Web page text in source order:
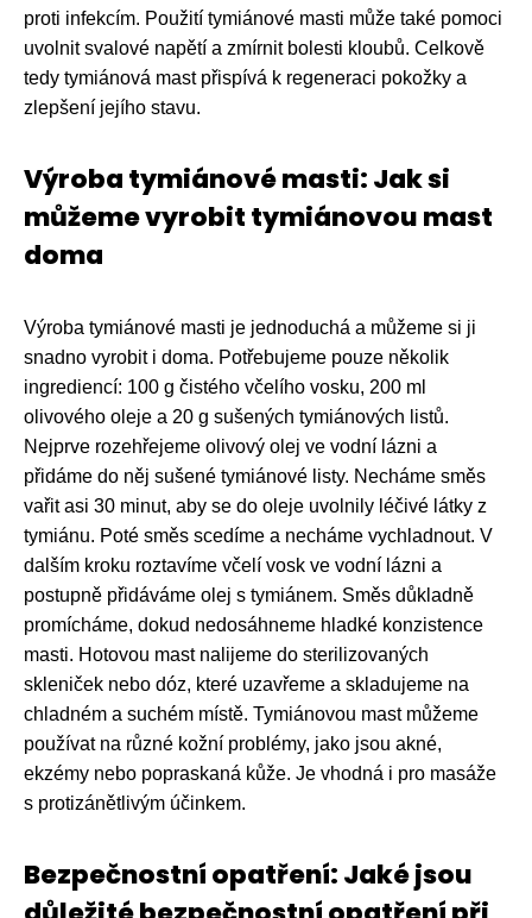
proti infekcím. Použití tymiánové masti může také pomoci
uvolnit svalové napětí a zmírnit bolesti kloubů. Celkově
tedy tymiánová mast přispívá k regeneraci pokožky a
zlepšení jejího stavu.
Výroba tymiánové masti: Jak si
můžeme vyrobit tymiánovou mast
doma
Výroba tymiánové masti je jednoduchá a můžeme si ji
snadno vyrobit i doma. Potřebujeme pouze několik
ingrediencí: 100 g čistého včelího vosku, 200 ml
olivového oleje a 20 g sušených tymiánových listů.
Nejprve rozehřejeme olivový olej ve vodní lázni a
přidáme do něj sušené tymiánové listy. Necháme směs
vařit asi 30 minut, aby se do oleje uvolnily léčivé látky z
tymiánu. Poté směs scedíme a necháme vychladnout. V
dalším kroku roztavíme včelí vosk ve vodní lázni a
postupně přidáváme olej s tymiánem. Směs důkladně
promícháme, dokud nedosáhneme hladké konzistence
masti. Hotovou mast nalijeme do sterilizovaných
skleniček nebo dóz, které uzavřeme a skladujeme na
chladném a suchém místě. Tymiánovou mast můžeme
používat na různé kožní problémy, jako jsou akné,
ekzémy nebo popraskaná kůže. Je vhodná i pro masáže
s protizánětlivým účinkem.
Bezpečnostní opatření: Jaké jsou